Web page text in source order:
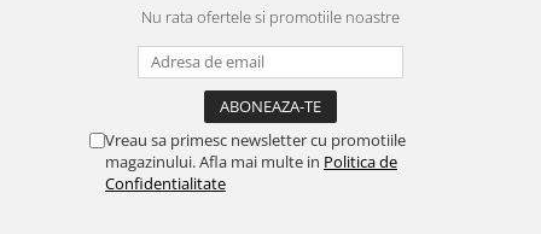
Nu rata ofertele si promotiile noastre
Vreau sa primesc newsletter cu promotiile
magazinului. Afla mai multe in Politica de
Confidentialitate